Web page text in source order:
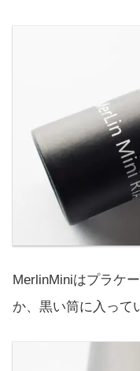
MerlinMiniはプラケ
か、黒い筒に入って